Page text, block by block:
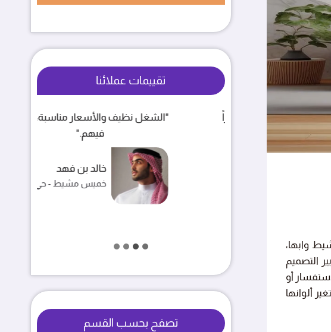
وابها،
التصميم
أو
ألوانها
تقييمات عملائنا
وممتاز، شكراً
"الشغل نظيف والأسعار مناسبة، انصح
خالد بن فهد
خميس مشيط - حي الربوة
تصفح بحسب القسم